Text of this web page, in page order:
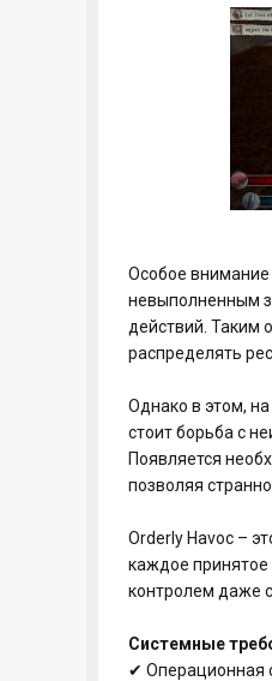
Особое
невыполненным
действий. Таким
распределять
Однако в этом,
стоит борьба с
Появляется
позволяя
Orderly Havoc –
каждое принятое
контролем даже
Системные
✔ Операционная